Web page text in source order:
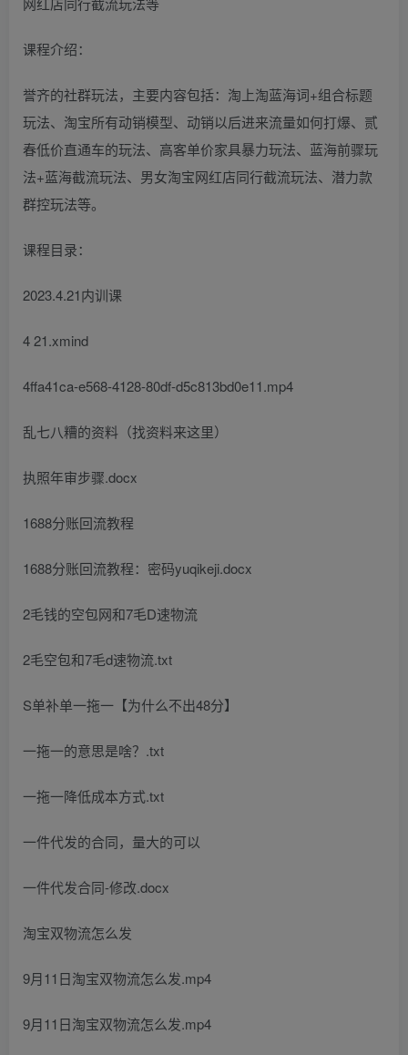
课程介绍：
誉齐的社群玩法，主要内容包括：淘上淘蓝海词+组合标题
玩法、淘宝所有动销模型、动销以后进来流量如何打爆、贰
春低价直通车的玩法、高客单价家具暴力玩法、蓝海前骤玩
法+蓝海截流玩法、男女淘宝网红店同行截流玩法、潜力款
群控玩法等。
课程目录：
2023.4.21内训课
4 21.xmind
4ffa41ca-e568-4128-80df-d5c813bd0e11.mp4
乱七八糟的资料（找资料来这里）
执照年审步骤.docx
1688分账回流教程
1688分账回流教程：密码yuqikeji.docx
2毛钱的空包网和7毛D速物流
2毛空包和7毛d速物流.txt
S单补单一拖一【为什么不出48分】
一拖一的意思是啥？.txt
一拖一降低成本方式.txt
一件代发的合同，量大的可以
一件代发合同-修改.docx
淘宝双物流怎么发
9月11日淘宝双物流怎么发.mp4
9月11日淘宝双物流怎么发.mp4